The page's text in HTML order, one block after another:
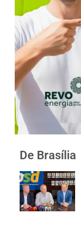
De Brasília